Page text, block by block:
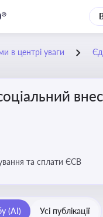
в центрі уваги
та сплати ЄСВ
(AI) Усі публікації